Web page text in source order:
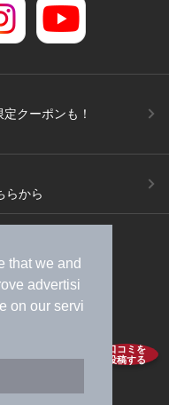
that we and
advertisi
on our servi
口コミを
投稿する
クーポンも！
らから
広告出稿のご案内
規約
ヘルプ
採用情報